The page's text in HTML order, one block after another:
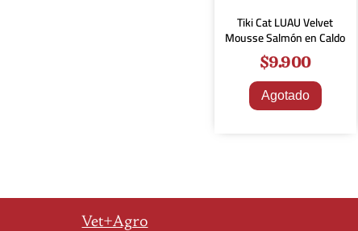
Tiki Cat LUAU Velvet
Mousse Salmón en Caldo
$9.900
Agotado
Vet+Agro